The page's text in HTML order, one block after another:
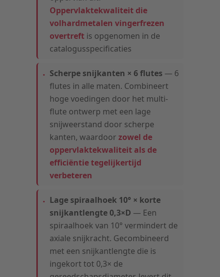
Oppervlaktekwaliteit die
volhardmetalen vingerfrezen
overtreft is opgenomen in de
catalogusspecificaties
Scherpe snijkanten × 6 flutes — 6
flutes in alle maten. Combineert
hoge voedingen door het multi-
flute ontwerp met een lage
snijweerstand door scherpe
kanten, waardoor zowel de
oppervlaktekwaliteit als de
efficiëntie tegelijkertijd
verbeteren
Lage spiraalhoek 10° × korte
snijkantlengte 0,3×D — Een
spiraalhoek van 10° vermindert de
axiale snijkracht. Gecombineerd
met een snijkantlengte die is
ingekort tot 0,3× de